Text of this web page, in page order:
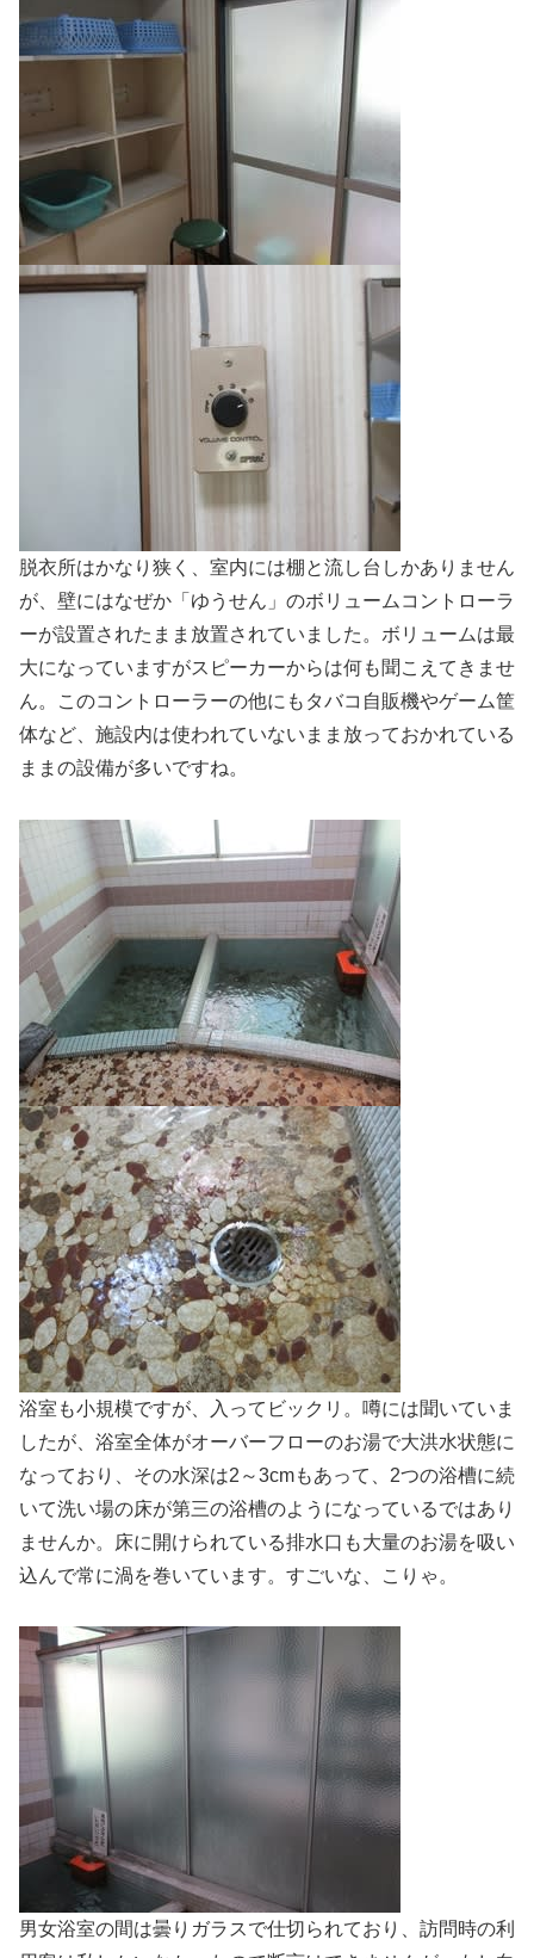
脱衣所はかなり狭く、室内には棚と流し台しかありません
が、壁にはなぜか「ゆうせん」のボリュームコントローラ
ーが設置されたまま放置されていました。ボリュームは最
大になっていますがスピーカーからは何も聞こえてきませ
ん。このコントローラーの他にもタバコ自販機やゲーム筐
体など、施設内は使われていないまま放っておかれている
ままの設備が多いですね。
浴室も小規模ですが、入ってビックリ。噂には聞いていま
したが、浴室全体がオーバーフローのお湯で大洪水状態に
なっており、その水深は2～3cmもあって、2つの浴槽に続
いて洗い場の床が第三の浴槽のようになっているではあり
ませんか。床に開けられている排水口も大量のお湯を吸い
込んで常に渦を巻いています。すごいな、こりゃ。
男女浴室の間は曇りガラスで仕切られており、訪問時の利